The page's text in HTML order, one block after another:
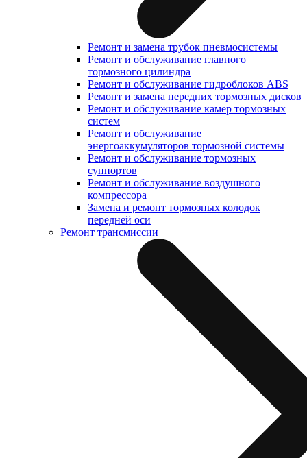
Ремонт и замена трубок пневмосистемы
Ремонт и обслуживание главного
тормозного цилиндра
Ремонт и обслуживание гидроблоков ABS
Ремонт и замена передних тормозных дисков
Ремонт и обслуживание камер тормозных
систем
Ремонт и обслуживание
энергоаккумуляторов тормозной системы
Ремонт и обслуживание тормозных
суппортов
Ремонт и обслуживание воздушного
компрессора
Замена и ремонт тормозных колодок
передней оси
Ремонт трансмиссии